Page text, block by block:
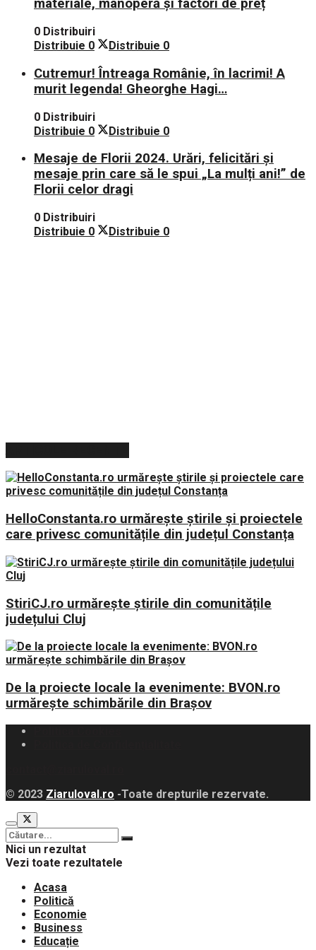
materiale, manoperă și factori de preț
0 Distribuiri
Distribuie 0 Distribuie 0
Cutremur! Întreaga Românie, în lacrimi! A
murit legenda! Gheorghe Hagi…
0 Distribuiri
Distribuie 0 Distribuie 0
Mesaje de Florii 2024. Urări, felicitări și
mesaje prin care să le spui „La mulți ani!” de
Florii celor dragi
0 Distribuiri
Distribuie 0 Distribuie 0
HelloConstanta.ro urmărește știrile și proiectele
care privesc comunitățile din județul Constanța
StiriCJ.ro urmărește știrile din comunitățile
județului Cluj
De la proiecte locale la evenimente: BVON.ro
urmărește schimbările din Brașov
© 2023 Ziaruloval.ro -Toate drepturile rezervate.
Nici un rezultat
Vezi toate rezultatele
Acasa
Politică
Economie
Business
Educație